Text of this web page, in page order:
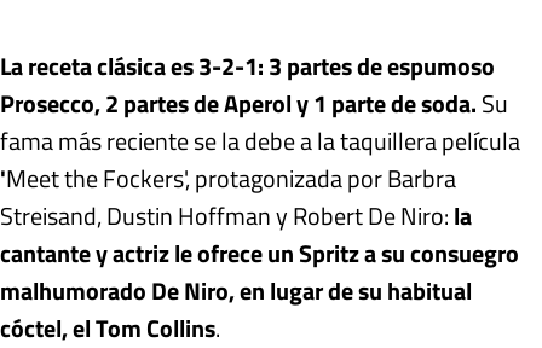
La receta clásica es 3-2-1: 3 partes de espumoso
Prosecco, 2 partes de Aperol y 1 parte de soda.Su
fama más reciente se la debe a la taquillera película
'Meet the Fockers', protagonizada por Barbra
Streisand, Dustin Hoffman y Robert De Niro:la
cantante y actriz le ofrece un Spritz a su consuegro
malhumorado De Niro, en lugar de su habitual
cóctel, el Tom Collins.